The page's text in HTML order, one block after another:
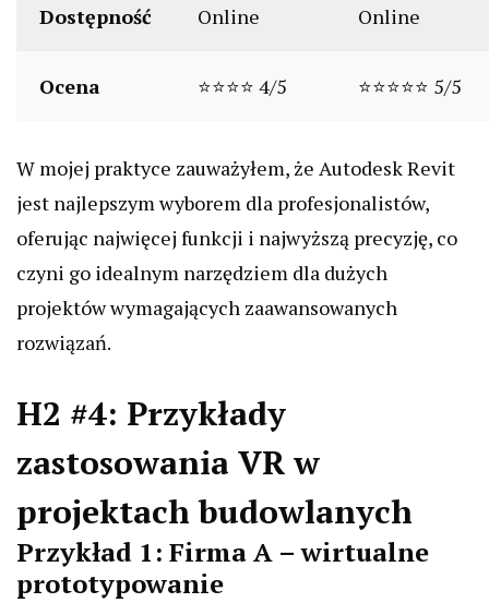
Dostępność Online Online
Ocena ⭐⭐⭐⭐ 4/5 ⭐⭐⭐⭐⭐ 5/5
W mojej praktyce zauważyłem, że Autodesk Revit
jest najlepszym wyborem dla profesjonalistów,
oferując najwięcej funkcji i najwyższą precyzję, co
czyni go idealnym narzędziem dla dużych
projektów wymagających zaawansowanych
rozwiązań.
H2 #4: Przykłady
zastosowania VR w
projektach budowlanych
Przykład 1: Firma A – wirtualne
prototypowanie